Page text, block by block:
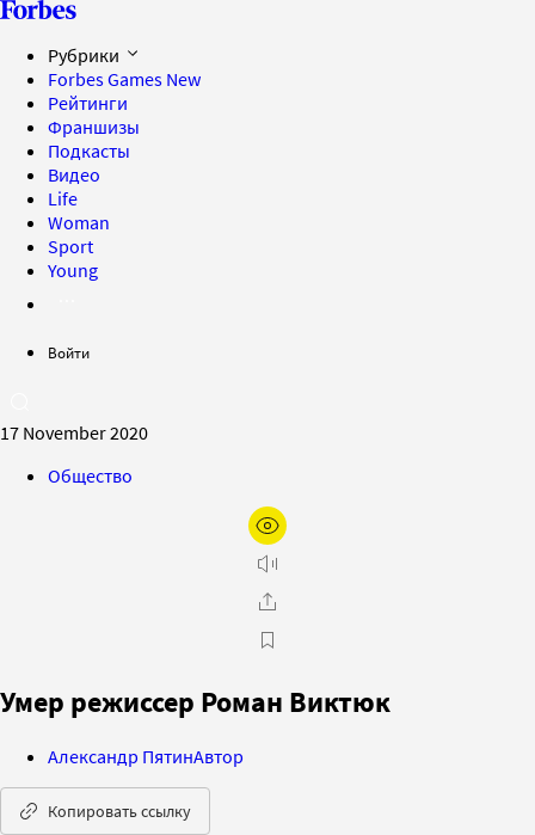
Рубрики
Forbes Games New
Рейтинги
Франшизы
Подкасты
Видео
Life
Woman
Sport
Young
Войти
17 November 2020
Общество
Умер режиссер Роман Виктюк
Александр ПятинАвтор
Копировать ссылку